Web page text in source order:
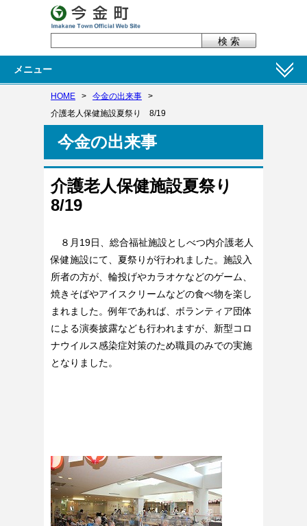
メニュー
HOME > 今金の出来事
>
介護老人保健施設夏祭り 8/19
今金の出来事
介護老人保健施設夏祭り
8/19
８月19日、総合福祉施設としべつ内介護老人
保健施設にて、夏祭りが行われました。施設入
所者の方が、輪投げやカラオケなどのゲーム、
焼きそばやアイスクリームなどの食べ物を楽し
まれました。例年であれば、ボランティア団体
による演奏披露なども行われますが、新型コロ
ナウイルス感染症対策のため職員のみでの実施
となりました。